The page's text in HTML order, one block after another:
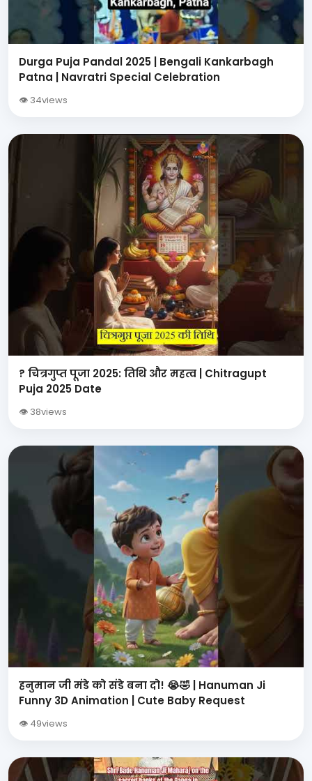
Durga Puja Pandal 2025 | Bengali Kankarbagh
Patna | Navratri Special Celebration
👁 34views
? चित्रगुप्त पूजा 2025: तिथि और महत्व | Chitragupt
Puja 2025 Date
👁 38views
हनुमान जी मंडे को संडे बना दो! 😭🤣 | Hanuman Ji
Funny 3D Animation | Cute Baby Request
👁 49views